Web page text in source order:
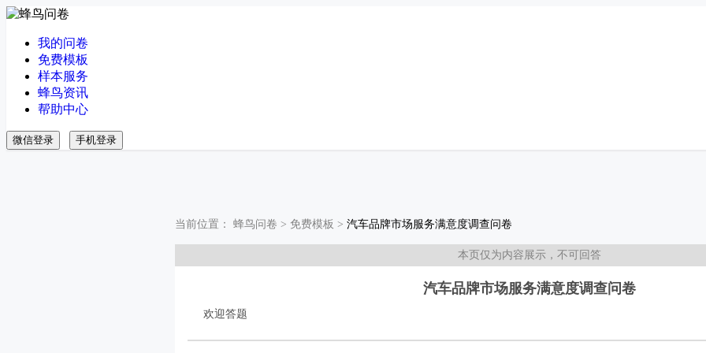
我的问卷
免费模板
样本服务
蜂鸟资讯
帮助中心
微信登录 手机登录
当前位置： 蜂鸟问卷 > 免费模板 > 汽车品牌市场服务满意度调查问卷
本页仅为内容展示，不可回答
汽车品牌市场服务满意度调查问卷
欢迎答题